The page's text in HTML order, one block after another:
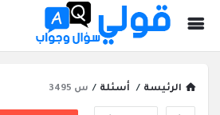
الرئيسة / أسئلة / س 3495